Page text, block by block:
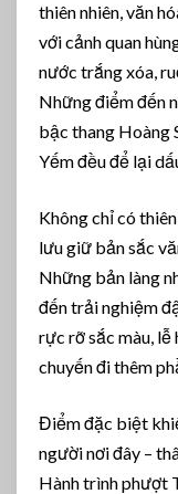
thiên nhiên, văn
với cảnh quan
nước trắng xóa,
Những điểm đến
bậc thang Hoàng
Yếm đều để lại
Không chỉ có
lưu giữ bản sắc
Những bản làng
đến trải nghiệm
rực rỡ sắc màu,
chuyến đi thêm
Điểm đặc biệt
người nơi đây –
Hành trình phượt